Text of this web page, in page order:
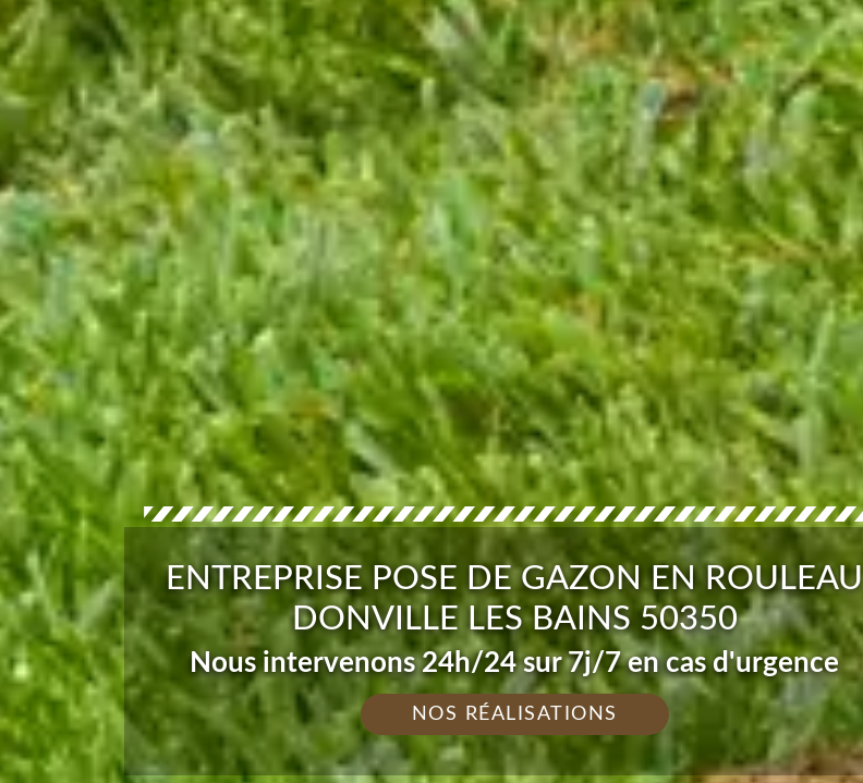
ENTREPRISE POSE DE GAZON EN ROULEAU
DONVILLE LES BAINS 50350
Nous intervenons 24h/24 sur 7j/7 en cas d'urgence
NOS RÉALISATIONS